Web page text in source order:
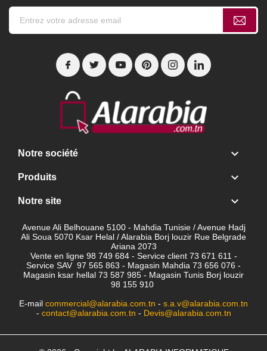
Notre société 
Produits 
Notre site 
Avenue Ali Belhouane 5100 - Mahdia Tunisie / Avenue Hadj
Ali Soua 5070 Ksar Helal / Alarabia Borj louzir Rue Belgrade
Ariana 2073
Vente en ligne 98 749 684 - Service client 73 671 611 -
Service SAV 97 565 863 - Magasin Mahdia 73 656 076 -
Magasin ksar hellal 73 587 985 - Magasin Tunis Borj louzir
98 155 910
E-mail commercial@alarabia.com.tn - s.a.v@alarabia.com.tn
- contact@alarabia.com.tn - Devis@alarabia.com.tn